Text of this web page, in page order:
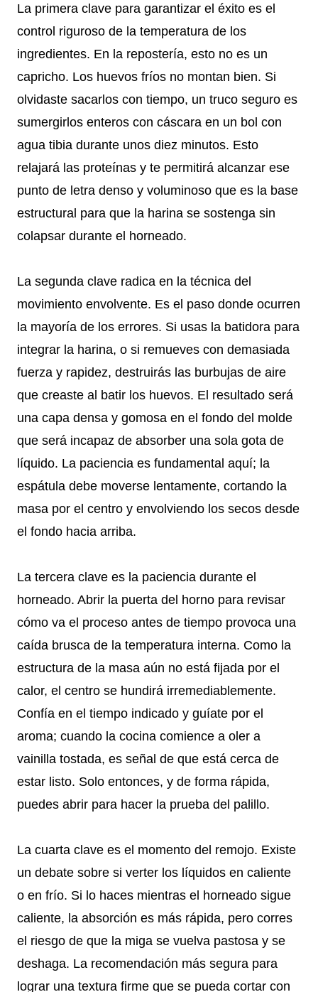
La primera clave para garantizar el éxito es el
control riguroso de la temperatura de los
ingredientes. En la repostería, esto no es un
capricho. Los huevos fríos no montan bien. Si
olvidaste sacarlos con tiempo, un truco seguro es
sumergirlos enteros con cáscara en un bol con
agua tibia durante unos diez minutos. Esto
relajará las proteínas y te permitirá alcanzar ese
punto de letra denso y voluminoso que es la base
estructural para que la harina se sostenga sin
colapsar durante el horneado.
La segunda clave radica en la técnica del
movimiento envolvente. Es el paso donde ocurren
la mayoría de los errores. Si usas la batidora para
integrar la harina, o si remueves con demasiada
fuerza y rapidez, destruirás las burbujas de aire
que creaste al batir los huevos. El resultado será
una capa densa y gomosa en el fondo del molde
que será incapaz de absorber una sola gota de
líquido. La paciencia es fundamental aquí; la
espátula debe moverse lentamente, cortando la
masa por el centro y envolviendo los secos desde
el fondo hacia arriba.
La tercera clave es la paciencia durante el
horneado. Abrir la puerta del horno para revisar
cómo va el proceso antes de tiempo provoca una
caída brusca de la temperatura interna. Como la
estructura de la masa aún no está fijada por el
calor, el centro se hundirá irremediablemente.
Confía en el tiempo indicado y guíate por el
aroma; cuando la cocina comience a oler a
vainilla tostada, es señal de que está cerca de
estar listo. Solo entonces, y de forma rápida,
puedes abrir para hacer la prueba del palillo.
La cuarta clave es el momento del remojo. Existe
un debate sobre si verter los líquidos en caliente
o en frío. Si lo haces mientras el horneado sigue
caliente, la absorción es más rápida, pero corres
el riesgo de que la miga se vuelva pastosa y se
deshaga. La recomendación más segura para
lograr una textura firme que se pueda cortar con